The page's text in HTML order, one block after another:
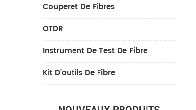
Couperet De Fibres
OTDR
Instrument De Test De Fibre
Kit D'outils De Fibre